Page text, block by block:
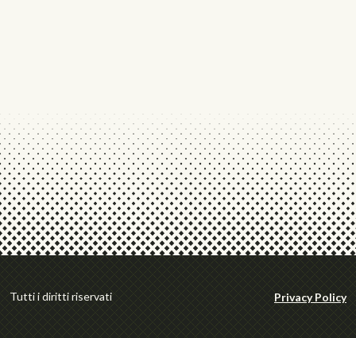
Tutti i diritti riservati Privacy Policy